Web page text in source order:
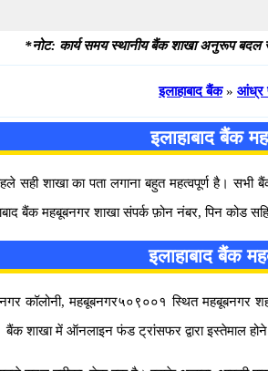
*नोट: कार्य समय स्थानीय बैंक शाखा अनुरूप बदल
इलाहाबाद बैंक » आंध्र
इलाहाबाद बैंक
सही शाखा का पता लगाना बहुत महत्वपूर्ण है।
बैंक महबूबनगर शाखा संपर्क फ़ोन नंबर, पिन कोड
इलाहाबाद बैंक
नगर कॉलोनी, महबूबनगर५०९००१ स्थित महबूबनगर
बैंक शाखा में ऑनलाइन फंड ट्रांसफर द्वारा इस्तेमाल